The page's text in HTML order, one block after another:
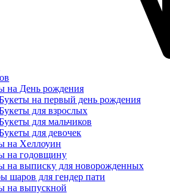
на День рождения
на первый день рождения
для взрослых
для мальчиков
для девочек
на Хеллоуин
на годовщину
на выписку для новорожденных
шаров для гендер пати
на выпускной